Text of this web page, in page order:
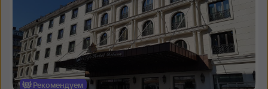
Рекомендуем